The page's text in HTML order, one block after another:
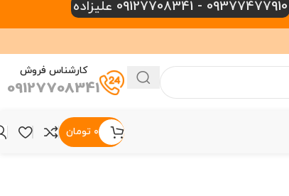
09377477910 - 09127708341 علیزاده
کارشناس فروش
09127708341
۰ تومان